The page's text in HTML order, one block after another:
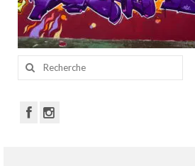
Decor
Custom Art
Canvas
Rechercher